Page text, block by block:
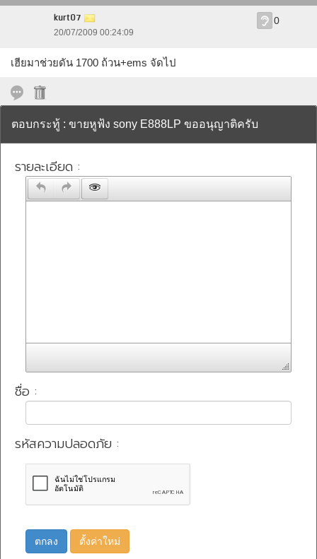
kurt07
20/07/2009 00:24:09
0
เฮียมาช่วยดัน 1700 ถ้วน+ems จัดไป
ตอบกระทู้ : ขายหูฟ้ง sony E888LP ขออนุญาติครับ
รายละเอียด :
ชื่อ :
รหัสความปลอดภัย :
ตกลง ตั้งค่าใหม่